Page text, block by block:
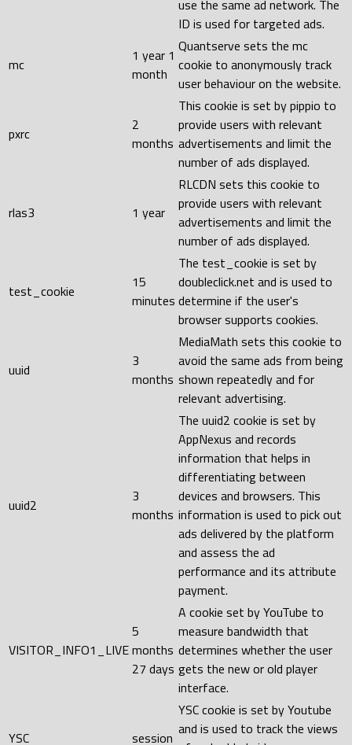
use the same ad network. The
ID is used for targeted ads.
mc
1 year 1
month
Quantserve sets the mc
cookie to anonymously track
user behaviour on the website.
pxrc
2
months
This cookie is set by pippio to
provide users with relevant
advertisements and limit the
number of ads displayed.
rlas3 1 year
RLCDN sets this cookie to
provide users with relevant
advertisements and limit the
number of ads displayed.
test_cookie
15
minutes
The test_cookie is set by
doubleclick.net and is used to
determine if the user's
browser supports cookies.
uuid
3
months
MediaMath sets this cookie to
avoid the same ads from being
shown repeatedly and for
relevant advertising.
uuid2
3
months
The uuid2 cookie is set by
AppNexus and records
information that helps in
differentiating between
devices and browsers. This
information is used to pick out
ads delivered by the platform
and assess the ad
performance and its attribute
payment.
VISITOR_INFO1_LIVE
5
months
27 days
A cookie set by YouTube to
measure bandwidth that
determines whether the user
gets the new or old player
interface.
YSC session
YSC cookie is set by Youtube
and is used to track the views